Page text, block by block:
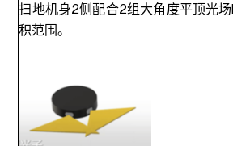
扫地机身2侧配合2组大角度平顶光
积范围。